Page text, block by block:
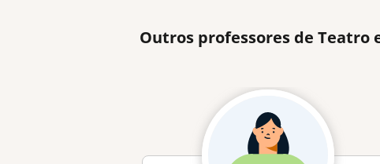
Outros professores de Teatro